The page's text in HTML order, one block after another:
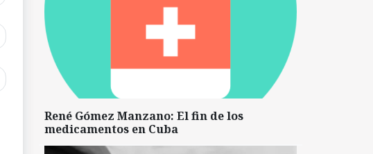
René Gómez Manzano: El fin de los
medicamentos en Cuba